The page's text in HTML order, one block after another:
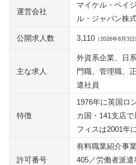
運営会社
マイケル・ペイ
ル・ジャパン株
公開求人数 3,110 （2026年8月3日
主な求人
外資系企業、日
門職、管理職、
遣社員
特徴
1976年に英国ロ
カ国・141支店
フィスは2001年
許可番号
有料職業紹介事
405／労働者派